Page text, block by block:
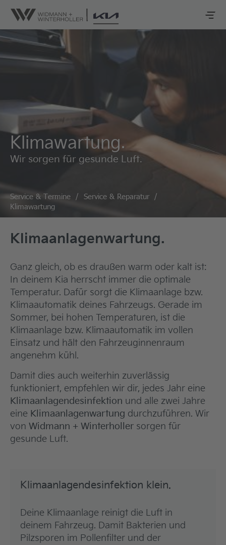
Klimawartung.
Wir sorgen für gesunde Luft.
Service & Termine / Service & Reparatur /
Klimawartung
Klimaanlagenwartung.
Ganz gleich, ob es draußen warm oder kalt ist:
In deinem Kia herrscht immer die optimale
Temperatur. Dafür sorgt die Klimaanlage bzw.
Klimaautomatik deines Fahrzeugs. Gerade im
Sommer, bei hohen Temperaturen, ist die
Klimaanlage bzw. Klimaautomatik im vollen
Einsatz und hält den Fahrzeuginnenraum
angenehm kühl.
Damit dies auch weiterhin zuverlässig
funktioniert, empfehlen wir dir, jedes Jahr eine
Klimaanlagendesinfektion und alle zwei Jahre
eine Klimaanlagenwartung durchzuführen. Wir
von Widmann + Winterholler sorgen für
gesunde Luft.
Klimaanlagendesinfektion klein.
Deine Klimaanlage reinigt die Luft in
deinem Fahrzeug. Damit Bakterien und
Pilzsporen im Pollenfilter und der